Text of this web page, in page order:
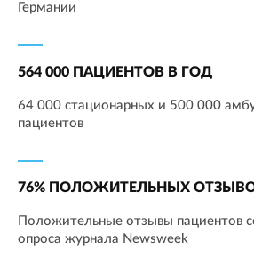
Германии
564 000 ПАЦИЕНТОВ В ГОД
64 000 стационарных и 500 000
пациентов
76% ПОЛОЖИТЕЛЬНЫХ
Положительные отзывы пациентов
опроса журнала Newsweek